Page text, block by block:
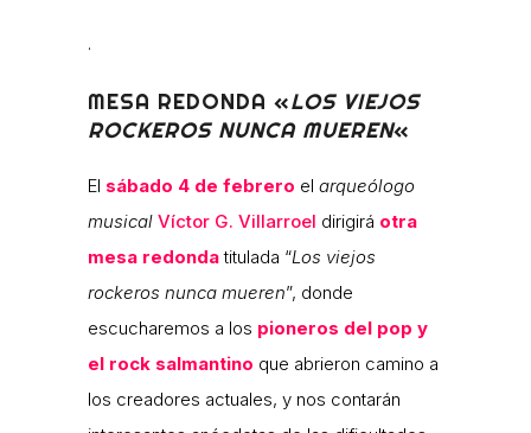
.
MESA REDONDA «LOS VIEJOS
ROCKEROS NUNCA MUEREN«
El sábado 4 de febrero el arqueólogo
musical Víctor G. Villarroel dirigirá otra
mesa redondatitulada “Los viejos
rockeros nunca mueren”, donde
escucharemos a los pioneros del pop y
el rock salmantino que abrieron camino a
los creadores actuales, y nos contarán